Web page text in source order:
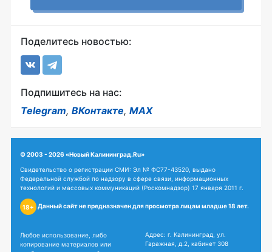
Поделитесь новостью:
Подпишитесь на нас:
Telegram, ВКонтакте, MAX
© 2003 - 2026 «Новый Калининград.Ru»
Свидетельство о регистрации СМИ: Эл № ФС77-43520, выдано
Федеральной службой по надзору в сфере связи, информационных
технологий и массовых коммуникаций (Роскомнадзор) 17 января 2011 г.
18+ Данный сайт не предназначен для просмотра лицам младше 18 лет.
Любое использование, либо
копирование материалов или
Адрес: г. Калининград, ул.
Гаражная, д.2, кабинет 308